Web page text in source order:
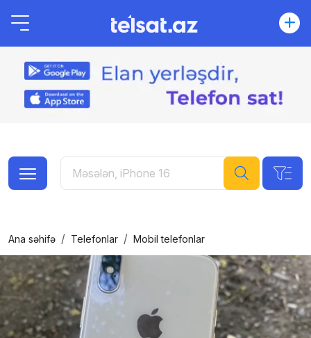
Ana səhifə Telefonlar Mobil telefonlar